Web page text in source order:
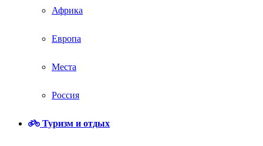
Африка
Европа
Места
Россия
Туризм и отдых